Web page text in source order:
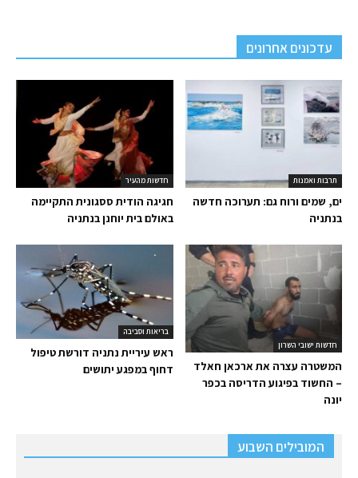
עדכונים אחרונים
חדשות מהעיר
חגיגה הודית ססגונית התקיימה
באולם בית יוחנן בנתניה
תרבות ואמנות
ים, שמים ורוח גם: תערוכה חדשה
בנתניה
בריאות וסביבה
ראש עיריית נתניה דורשת טיפול
דחוף במפגע יתושים
חדשות ישובי השרון
המשטרה עצרה את ארכאן חאלד
– החשוד בפיגוע הדריסה בכפר
יונה
המובילים השבוע